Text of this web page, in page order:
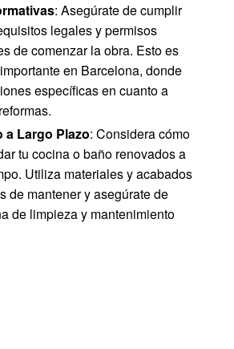
: Asegúrate de cumplir
legales y permisos
de comenzar la obra. Esto es
en Barcelona, donde
específicas en cuanto a
a Largo Plazo: Considera cómo
tu cocina o baño renovados a
Utiliza materiales y acabados
de mantener y asegúrate de
de limpieza y mantenimiento